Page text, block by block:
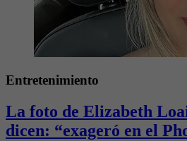
Entretenimiento
La foto de Elizabeth
dicen: “exageró en el